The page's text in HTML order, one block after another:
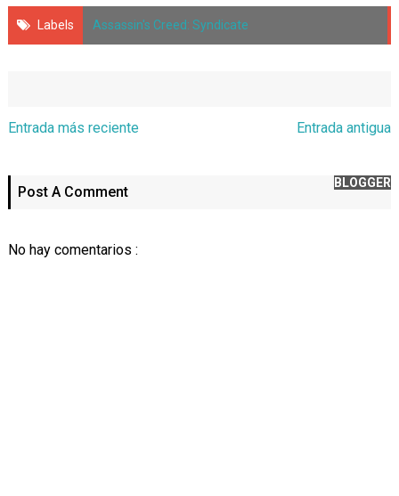
Labels Assassin's Creed: Syndicate
Entrada más reciente Entrada antigua
Post A Comment
BLOGGER
No hay comentarios :